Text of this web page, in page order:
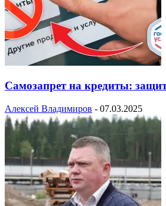
Самозапрет на кредиты:
Алексей Владимиров - 07.03.2025